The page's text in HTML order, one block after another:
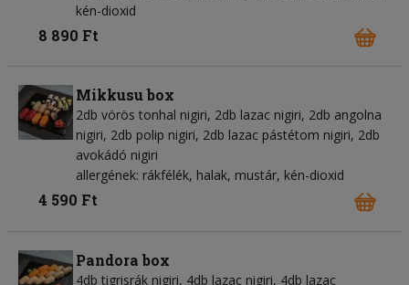
kén-dioxid
8 890 Ft
Mikkusu box
2db vörös tonhal nigiri, 2db lazac nigiri, 2db angolna
nigiri, 2db polip nigiri, 2db lazac pástétom nigiri, 2db
avokádó nigiri
allergének: rákfélék, halak, mustár, kén-dioxid
4 590 Ft
Pandora box
4db tigrisrák nigiri, 4db lazac nigiri, 4db lazac